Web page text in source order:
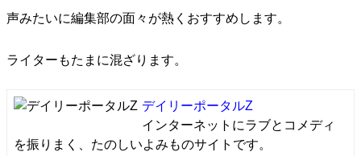
声みたいに編集部の面々が熱くおすすめします。
ライターもたまに混ざります。
デイリーポータルZ
インターネットにラブとコメディ
を振りまく、たのしいよみものサイトです。